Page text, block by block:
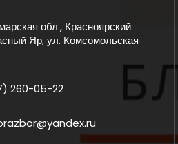
обл., Красноярский
Яр, ул. Комсомольская
260-05-22